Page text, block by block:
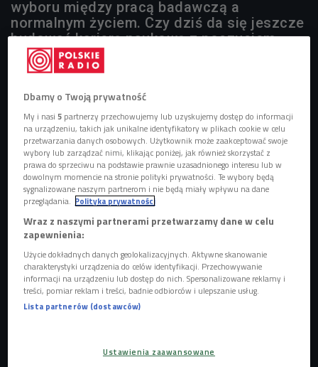
wyboru między pracą badawczą a
normalnym życiem. Czy dziś da się jeszcze
budować karierę naukową z poczuciem
bezpieczeństwa i rozwoju?
Zdjęcie ilustracyjne Foto: Shutterstock
W "Pogadajmy!" porozmawiamy o realiach pracy młodych
badaczy i badaczek w Polsce. Jak wygląda codzienność na
ciągłego poświęcenia i życia od grantu do grantu?
Dbamy o Twoją prywatność
My i nasi5 partnerzy przechowujemy lub uzyskujemy dostęp do informacji
na urządzeniu, takich jak unikalne identyfikatory w plikach cookie w celu
przetwarzania danych osobowych. Użytkownik może zaakceptować swoje
wybory lub zarządzać nimi, klikając poniżej, jak również skorzystać z
prawa do sprzeciwu na podstawie prawnie uzasadnionego interesu lub w
dowolnym momencie na stronie polityki prywatności. Te wybory będą
sygnalizowane naszym partnerom i nie będą miały wpływu na dane
przeglądania. Polityka prywatności
Wraz z naszymi partnerami przetwarzamy dane w celu
zapewnienia:
Użycie dokładnych danych geolokalizacyjnych. Aktywne skanowanie
charakterystyki urządzenia do celów identyfikacji. Przechowywanie
informacji na urządzeniu lub dostęp do nich. Spersonalizowane reklamy i
treści, pomiar reklam i treści, badnie odbiorców i ulepszanie usług.
Lista partnerów (dostawców)
Ustawienia zaawansowane